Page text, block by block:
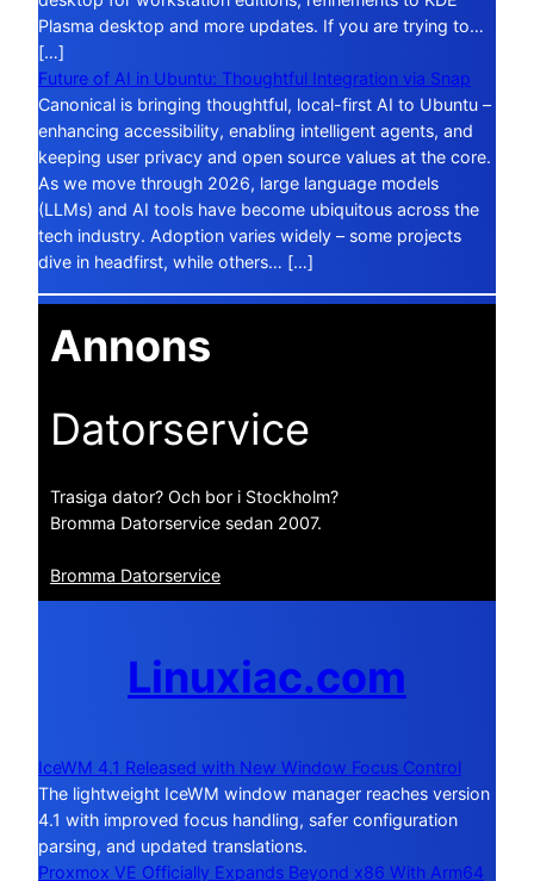
Plasma desktop and more updates. If you are trying to…
[…]
Future of AI in Ubuntu: Thoughtful Integration via Snap
Canonical is bringing thoughtful, local-first AI to Ubuntu –
enhancing accessibility, enabling intelligent agents, and
keeping user privacy and open source values at the core.
As we move through 2026, large language models
(LLMs) and AI tools have become ubiquitous across the
tech industry. Adoption varies widely – some projects
dive in headfirst, while others… […]
Annons
Datorservice
Trasiga dator? Och bor i Stockholm?
Bromma Datorservice sedan 2007.
Bromma Datorservice
Linuxiac.com
IceWM 4.1 Released with New Window Focus Control
The lightweight IceWM window manager reaches version
4.1 with improved focus handling, safer configuration
parsing, and updated translations.
Proxmox VE Officially Expands Beyond x86 With Arm64